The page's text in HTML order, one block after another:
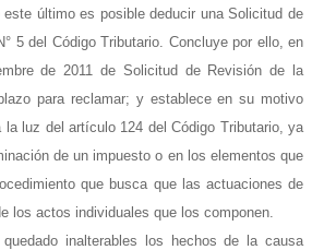
último es posible deducir una Solicitud de
5 del Código Tributario. Concluye por ello, en
de 2011 de Solicitud de Revisión de la
para reclamar; y establece en su motivo
luz del artículo 124 del Código Tributario, ya
de un impuesto o en los elementos que
que busca que las actuaciones de
los actos individuales que los componen.
inalterables los hechos de la causa